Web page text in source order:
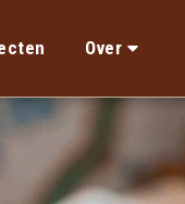
Over